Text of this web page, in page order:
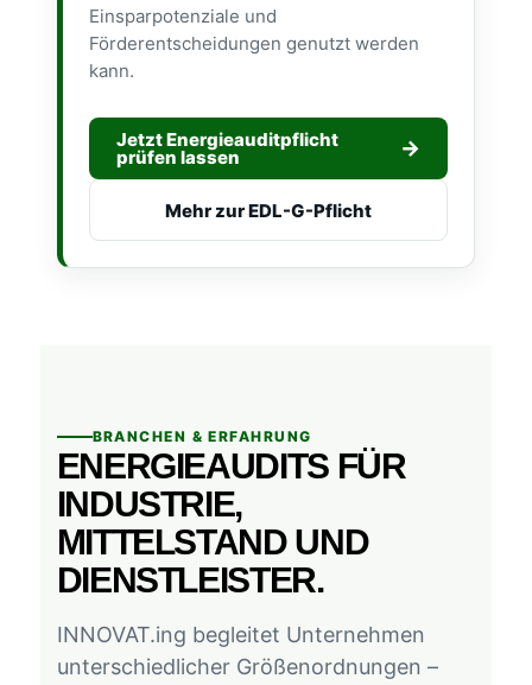
Einsparpotenziale und
Förderentscheidungen genutzt werden
kann.
Jetzt Energieauditpflicht
prüfen lassen
Mehr zur EDL-G-Pflicht
BRANCHEN & ERFAHRUNG
ENERGIEAUDITS FÜR
INDUSTRIE,
MITTELSTAND UND
DIENSTLEISTER.
INNOVAT.ing begleitet Unternehmen
unterschiedlicher Größenordnungen –